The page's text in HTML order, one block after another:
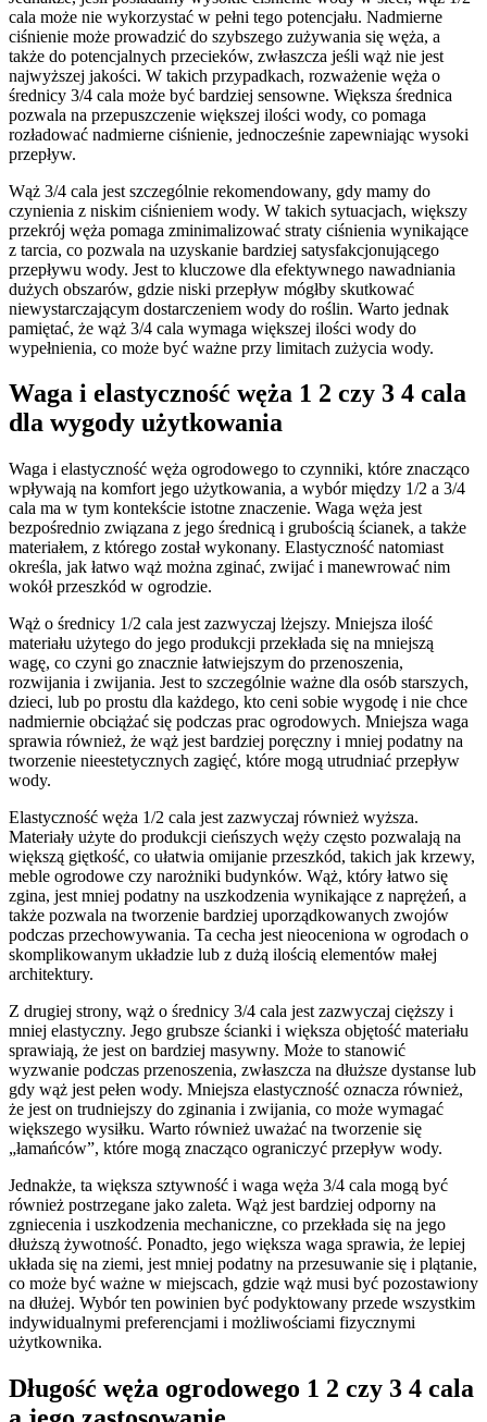
cala może nie wykorzystać w pełni tego potencjału. Nadmierne
ciśnienie może prowadzić do szybszego zużywania się węża, a
także do potencjalnych przecieków, zwłaszcza jeśli wąż nie jest
najwyższej jakości. W takich przypadkach, rozważenie węża o
średnicy 3/4 cala może być bardziej sensowne. Większa średnica
pozwala na przepuszczenie większej ilości wody, co pomaga
rozładować nadmierne ciśnienie, jednocześnie zapewniając wysoki
przepływ.
Wąż 3/4 cala jest szczególnie rekomendowany, gdy mamy do
czynienia z niskim ciśnieniem wody. W takich sytuacjach, większy
przekrój węża pomaga zminimalizować straty ciśnienia wynikające
z tarcia, co pozwala na uzyskanie bardziej satysfakcjonującego
przepływu wody. Jest to kluczowe dla efektywnego nawadniania
dużych obszarów, gdzie niski przepływ mógłby skutkować
niewystarczającym dostarczeniem wody do roślin. Warto jednak
pamiętać, że wąż 3/4 cala wymaga większej ilości wody do
wypełnienia, co może być ważne przy limitach zużycia wody.
Waga i elastyczność węża 1 2 czy 3 4 cala
dla wygody użytkowania
Waga i elastyczność węża ogrodowego to czynniki, które znacząco
wpływają na komfort jego użytkowania, a wybór między 1/2 a 3/4
cala ma w tym kontekście istotne znaczenie. Waga węża jest
bezpośrednio związana z jego średnicą i grubością ścianek, a także
materiałem, z którego został wykonany. Elastyczność natomiast
określa, jak łatwo wąż można zginać, zwijać i manewrować nim
wokół przeszkód w ogrodzie.
Wąż o średnicy 1/2 cala jest zazwyczaj lżejszy. Mniejsza ilość
materiału użytego do jego produkcji przekłada się na mniejszą
wagę, co czyni go znacznie łatwiejszym do przenoszenia,
rozwijania i zwijania. Jest to szczególnie ważne dla osób starszych,
dzieci, lub po prostu dla każdego, kto ceni sobie wygodę i nie chce
nadmiernie obciążać się podczas prac ogrodowych. Mniejsza waga
sprawia również, że wąż jest bardziej poręczny i mniej podatny na
tworzenie nieestetycznych zagięć, które mogą utrudniać przepływ
wody.
Elastyczność węża 1/2 cala jest zazwyczaj również wyższa.
Materiały użyte do produkcji cieńszych węży często pozwalają na
większą giętkość, co ułatwia omijanie przeszkód, takich jak krzewy,
meble ogrodowe czy narożniki budynków. Wąż, który łatwo się
zgina, jest mniej podatny na uszkodzenia wynikające z naprężeń, a
także pozwala na tworzenie bardziej uporządkowanych zwojów
podczas przechowywania. Ta cecha jest nieoceniona w ogrodach o
skomplikowanym układzie lub z dużą ilością elementów małej
architektury.
Z drugiej strony, wąż o średnicy 3/4 cala jest zazwyczaj cięższy i
mniej elastyczny. Jego grubsze ścianki i większa objętość materiału
sprawiają, że jest on bardziej masywny. Może to stanowić
wyzwanie podczas przenoszenia, zwłaszcza na dłuższe dystanse lub
gdy wąż jest pełen wody. Mniejsza elastyczność oznacza również,
że jest on trudniejszy do zginania i zwijania, co może wymagać
większego wysiłku. Warto również uważać na tworzenie się
„łamańców”, które mogą znacząco ograniczyć przepływ wody.
Jednakże, ta większa sztywność i waga węża 3/4 cala mogą być
również postrzegane jako zaleta. Wąż jest bardziej odporny na
zgniecenia i uszkodzenia mechaniczne, co przekłada się na jego
dłuższą żywotność. Ponadto, jego większa waga sprawia, że lepiej
układa się na ziemi, jest mniej podatny na przesuwanie się i plątanie,
co może być ważne w miejscach, gdzie wąż musi być pozostawiony
na dłużej. Wybór ten powinien być podyktowany przede wszystkim
indywidualnymi preferencjami i możliwościami fizycznymi
użytkownika.
Długość węża ogrodowego 1 2 czy 3 4 cala